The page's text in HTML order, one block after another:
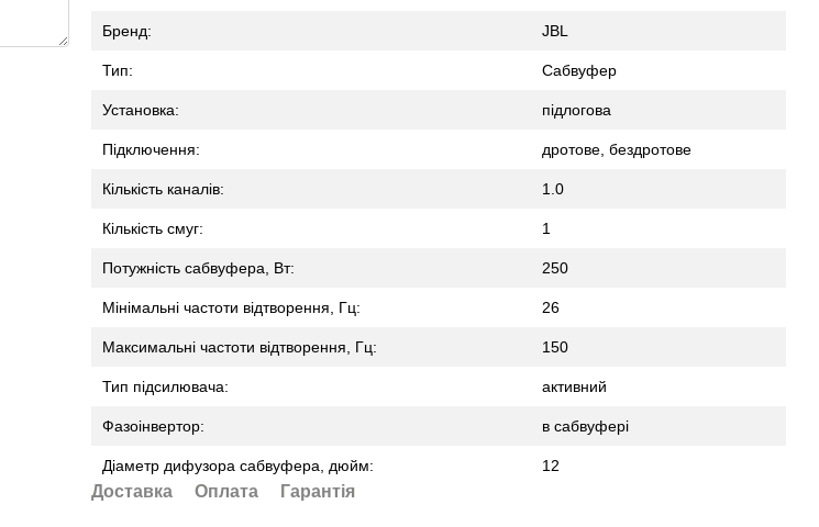
Бренд: JBL
Тип: Сабвуфер
Установка: підлогова
Підключення: дротове, бездротове
Кількість каналів: 1.0
Кількість смуг: 1
Потужність сабвуфера, Вт: 250
Мінімальні частоти відтворення, Гц: 26
Максимальні частоти відтворення, Гц: 150
Тип підсилювача: активний
Фазоінвертор: в сабвуфері
Діаметр дифузора сабвуфера, дюйм: 12
Доставка Оплата Гарантія